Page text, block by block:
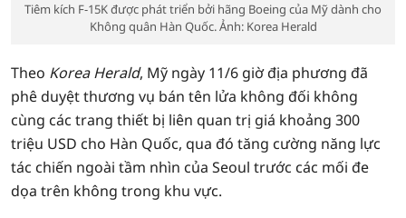
Tiêm kích F-15K được phát triển bởi hãng Boeing của Mỹ dành cho
Không quân Hàn Quốc. Ảnh: Korea Herald
Theo Korea Herald, Mỹ ngày 11/6 giờ địa phương đã
phê duyệt thương vụ bán tên lửa không đối không
cùng các trang thiết bị liên quan trị giá khoảng 300
triệu USD cho Hàn Quốc, qua đó tăng cường năng lực
tác chiến ngoài tầm nhìn của Seoul trước các mối đe
dọa trên không trong khu vực.